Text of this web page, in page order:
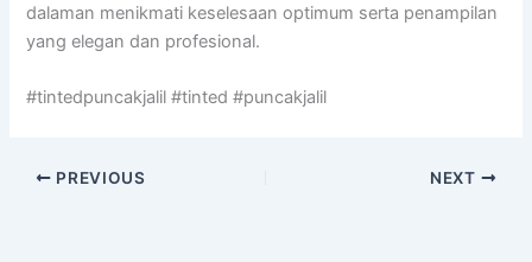
dalaman menikmati keselesaan optimum serta penampilan
yang elegan dan profesional.
#tintedpuncakjalil #tinted #puncakjalil
PREVIOUS NEXT